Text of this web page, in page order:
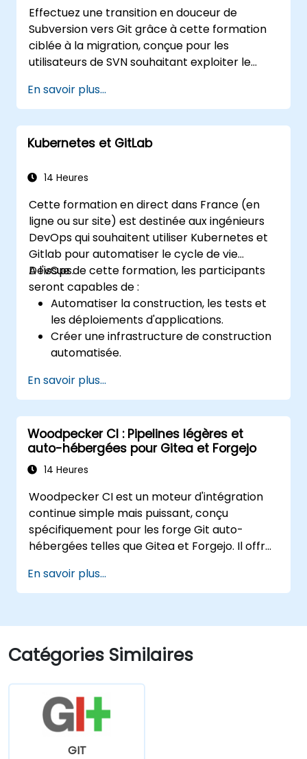
distribué avec des dépôts hébergés. Il aide les
équipes logicielles à gérer les historiques de
version, à résoudre les conflits de fusion et à
assurer la traçabilité du code au sein de
projets collaboratifs.
Effectuez une transition en douceur de
Subversion vers Git grâce à cette formation
ciblée à la migration, conçue pour les
utilisateurs de SVN souhaitant exploiter le
pratique aborde les concepts fondamentaux
de Git, les patterns de travail quotidien, des
stratégies avancées de branchements et de
fusions, des processus complets de migration
et des conseils d'intégration pratiques —
courants et à adopter des workflows de DVCS
modernes avec confiance et efficacité, pour
des processus de développement
collaboratifs plus rapides.
En savoir plus...
Kubernetes et GitLab
14 Heures
Cette formation en direct dans France (en
ligne ou sur site) est destinée aux ingénieurs
DevOps qui souhaitent utiliser Kubernetes et
Gitlab pour automatiser le cycle de vie
DevOps.
A l'issue de cette formation, les participants
seront capables de :
Automatiser la construction, les tests et
les déploiements d'applications.
Créer une infrastructure de construction
automatisée.
environnement cloud conteneurisé.
En savoir plus...
Woodpecker CI : Pipelines légères et
auto-hébergées pour Gitea et Forgejo
14 Heures
Woodpecker CI est un moteur d'intégration
continue simple mais puissant, conçu
spécifiquement pour les forge Git auto-
hébergées telles que Gitea et Forgejo. Il offre
Docker, sans la complexité ni les coûts de
licence associés aux plateformes
En savoir plus...
Catégories Similaires
GIT